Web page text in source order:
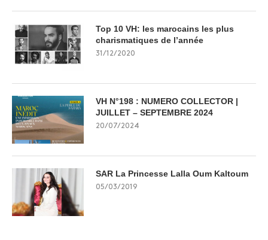
Top 10 VH: les marocains les plus
charismatiques de l’année
31/12/2020
VH N°198 : NUMERO COLLECTOR |
JUILLET – SEPTEMBRE 2024
20/07/2024
SAR La Princesse Lalla Oum Kaltoum
05/03/2019